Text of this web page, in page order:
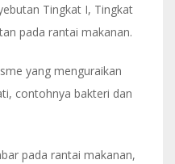
Tingkat I, Tingkat
pada rantai makanan.
yang menguraikan
contohnya bakteri dan
pada rantai makanan,